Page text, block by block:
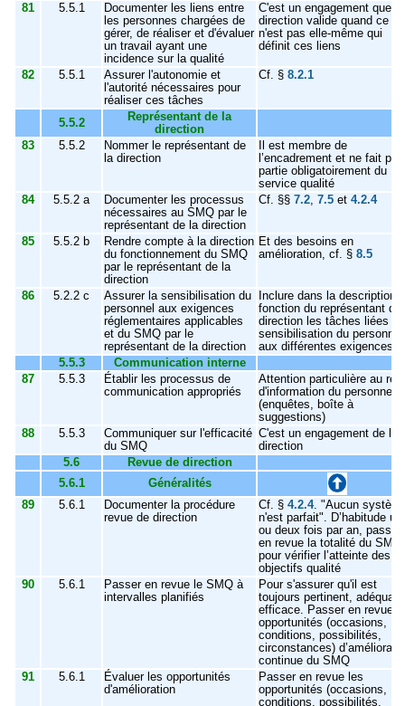
81
5.5.1
Documenter les liens entre
les personnes chargées de
gérer, de réaliser et d'évaluer
un travail ayant une
incidence sur la qualité
C'est un engagement que la
direction valide quand ce
n'est pas elle-même qui
définit ces liens
82 5.5.1
Assurer l'autonomie et
l'autorité nécessaires pour
réaliser ces tâches
Cf. § 8.2.1
5.5.2
Représentant de la
direction
83
5.5.2
Nommer le représentant de
la direction
Il est membre de
l’encadrement et ne fait pas
partie obligatoirement du
service qualité
84
5.5.2 a
Documenter les processus
nécessaires au SMQ par le
représentant de la direction
Cf. §§ 7.2, 7.5 et 4.2.4
85 5.5.2 b
Rendre compte à la direction
du fonctionnement du SMQ
par le représentant de la
direction
Et des besoins en
amélioration, cf. § 8.5
86 5.2.2 c
Assurer la sensibilisation du
personnel aux exigences
réglementaires applicables
et du SMQ par le
représentant de la direction
Inclure dans la description
fonction du représentant de
direction les tâches liées à
sensibilisation du personnel
aux différentes exigences
5.5.3
Communication interne
87
5.5.3
Établir les processus de
communication appropriés
Attention particulière au
d'information du personnel
(enquêtes, boîte à
suggestions)
88
5.5.3
Communiquer sur l'efficacité
du SMQ
C'est un engagement de la
direction
5.6
Revue de direction
5.6.1
Généralités
89
5.6.1
Documenter la procédure
revue de direction
Cf. § 4.2.4. "Aucun
n'est parfait". D’habitude
ou deux fois par an, passer
en revue la totalité du SMQ
pour vérifier l’atteinte des
objectifs qualité
90
5.6.1
Passer en revue le SMQ à
intervalles planifiés
Pour s'assurer qu'il est
toujours pertinent, adéquat
efficace. Passer en revue
opportunités (occasions,
conditions, possibilités,
circonstances)
continue du SMQ
91
5.6.1
Évaluer les opportunités
d'amélioration
Passer en revue les
opportunités (occasions,
conditions, possibilités,